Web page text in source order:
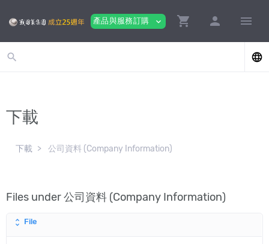
產品與服務訂購 expand_more shopping_cart person menu
search language
下載
下載 公司資料 (Company Information)
Files under 公司資料 (Company Information)
unfold_more File